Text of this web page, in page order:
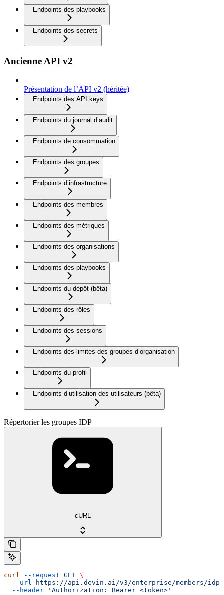
Endpoints des playbooks
Endpoints des secrets
Ancienne API v2
Présentation de l’API v2 (héritée)
Endpoints des API keys
Endpoints du journal d’audit
Endpoints de consommation
Endpoints des groupes
Endpoints d’infrastructure
Endpoints des membres
Endpoints des métriques
Endpoints des organisations
Endpoints des playbooks
Endpoints du dépôt (bêta)
Endpoints des rôles
Endpoints des sessions
Endpoints des limites des groupes d’organisation
Endpoints du profil
Endpoints d’utilisation des utilisateurs (bêta)
Répertorier les groupes IDP
cURL
curl --request GET \
  --url
https://api.devin.ai/v3/enterprise/members/idp-
  --header
'Authorization: Bearer <token>'